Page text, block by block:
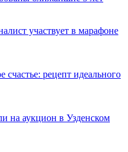
участвует в марафоне
рецепт идеального
на аукцион в Узденском